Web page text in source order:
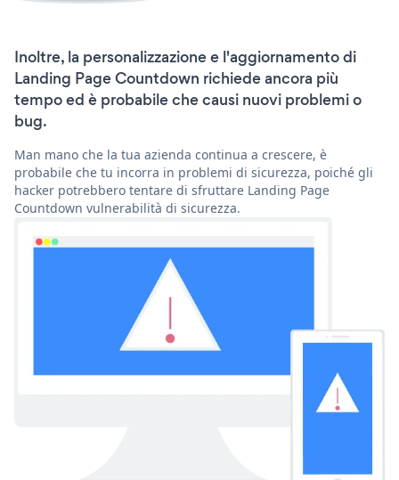
Inoltre, la personalizzazione e l'aggiornamento di
Landing Page Countdown richiede ancora più
tempo ed è probabile che causi nuovi problemi o
bug.
Man mano che la tua azienda continua a crescere, è
probabile che tu incorra in problemi di sicurezza, poiché gli
hacker potrebbero tentare di sfruttare Landing Page
Countdown vulnerabilità di sicurezza.